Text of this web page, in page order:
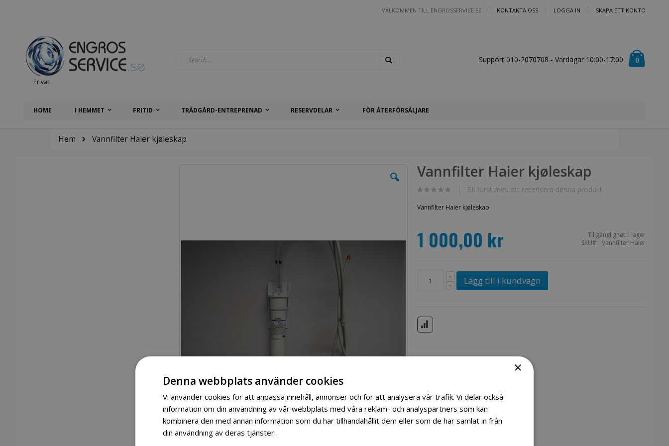
VÄLKOMMEN TILL ENGROSSERVICE.SE KONTAKTA OSS LOGGA IN SKAPA ETT KONTO
Privat
0artiklar
Support 010-2070708 - Vardagar 10:00-17:00
HOME I HEMMET FRITID TRÄDGÅRD-ENTREPRENAD RESERVDELAR FÖR ÅTERFÖRSÄLJARE
Hem Vannfilter Haier kjøleskap
Vannfilter Haier kjøleskap
Bli först med att recensera denna produkt
Vannfilter Haier kjøleskap
1 000,00 kr Tillgänglighet: I lager
SKU
Vannfilter Haier
Lägg till i kundvagn
×
Denna webbplats använder cookies
Vi använder cookies för att anpassa innehåll, annonser och för att analysera vår trafik. Vi delar också
information om din användning av vår webbplats med våra reklam- och analyspartners som kan
kombinera den med annan information som du har tillhandahållit dem eller som de har samlat in från
din användning av deras tjänster.